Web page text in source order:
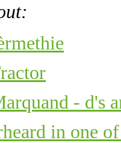
- d's
in one